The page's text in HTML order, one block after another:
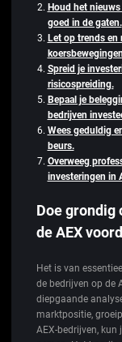
Houd het
goed in de gaten.
Let op trends en
Spreid je
risicospreiding.
Bepaal je
bedrijven
Wees geduldig
beurs.
Overweeg
investeringen in
Doe grondig
de AEX
Het is van
de bedrijven op de
diepgaande
marktpositie,
AEX-bedrijven,